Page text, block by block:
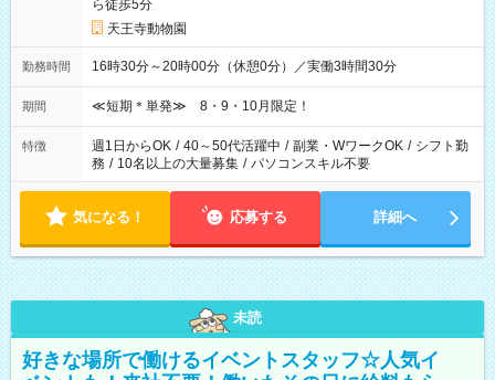
ら徒歩5分
天王寺動物園
勤務時間 16時30分～20時00分（休憩0分）／実働3時間30分
期間 ≪短期＊単発≫ 8・9・10月限定！
特徴 週1日からOK / 40～50代活躍中 / 副業・WワークOK / シフト勤
務 / 10名以上の大量募集 / パソコンスキル不要
気になる！ 応募する 詳細へ
未読
好きな場所で働けるイベントスタッフ☆人気イ